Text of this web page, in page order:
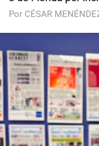
Por CÉSAR